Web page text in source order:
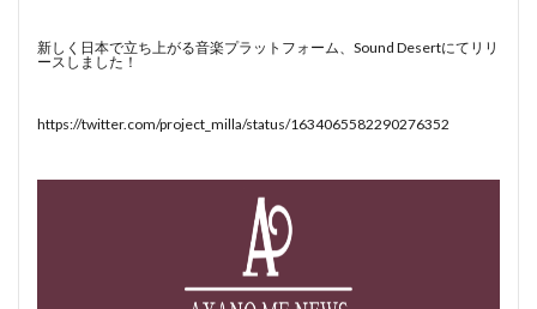
新しく日本で立ち上がる音楽プラットフォーム、Sound Desertにてリリ
ースしました！
https://twitter.com/project_milla/status/1634065582290276352